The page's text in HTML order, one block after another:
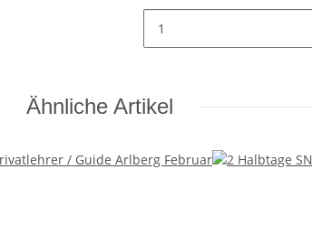
Ähnliche Artikel